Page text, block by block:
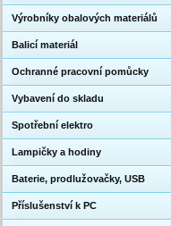
Výrobníky obalových materiálů
Balicí materiál
Ochranné pracovní pomůcky
Vybavení do skladu
Spotřební elektro
Lampičky a hodiny
Baterie, prodlužovačky, USB
Příslušenství k PC